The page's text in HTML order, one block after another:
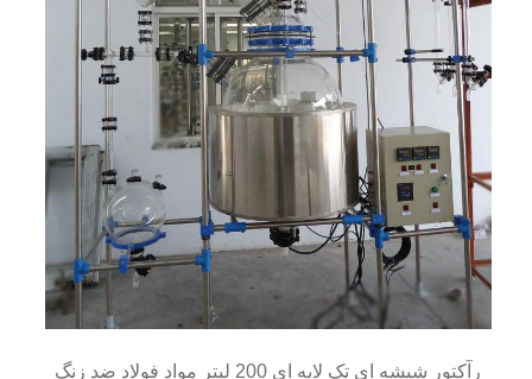
رآکتور شیشه ای تک لایه ای 200 لیتر مواد فولاد ضد زنگ